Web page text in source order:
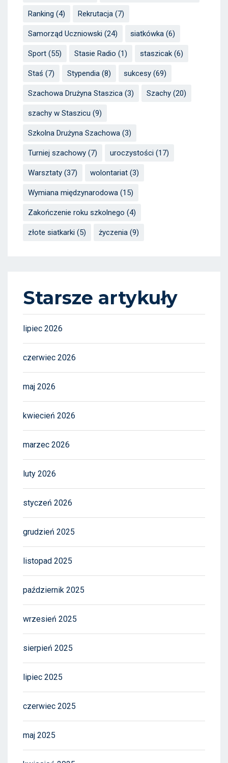
Ranking (4) Rekrutacja (7)
Samorząd Uczniowski (24) siatkówka (6)
Sport (55) Stasie Radio (1) staszicak (6)
Staś (7) Stypendia (8) sukcesy (69)
Szachowa Drużyna Staszica (3) Szachy (20)
szachy w Staszicu (9)
Szkolna Drużyna Szachowa (3)
Turniej szachowy (7) uroczystości (17)
Warsztaty (37) wolontariat (3)
Wymiana międzynarodowa (15)
Zakończenie roku szkolnego (4)
złote siatkarki (5) życzenia (9)
Starsze artykuły
lipiec 2026
czerwiec 2026
maj 2026
kwiecień 2026
marzec 2026
luty 2026
styczeń 2026
grudzień 2025
listopad 2025
październik 2025
wrzesień 2025
sierpień 2025
lipiec 2025
czerwiec 2025
maj 2025